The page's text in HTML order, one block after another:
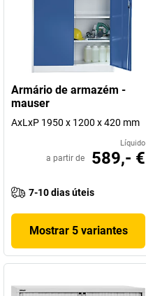
Armário de armazém -
mauser
AxLxP 1950 x 1200 x 420 mm
Líquido
a partir de 589,- €
7-10 dias úteis
Mostrar 5 variantes